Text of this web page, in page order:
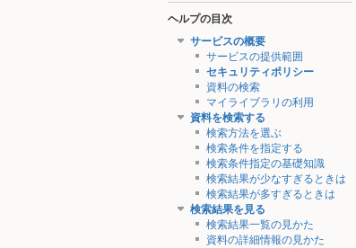
ヘルプの目次
サービスの概要
サービスの提供範囲
セキュリティポリシー
資料の検索
マイライブラリの利用
資料を検索する
検索方法を選ぶ
検索条件を指定する
検索条件指定の基礎知識
検索結果が少なすぎるときは
検索結果が多すぎるときは
検索結果を見る
検索結果一覧の見かた
資料の詳細情報の見かた